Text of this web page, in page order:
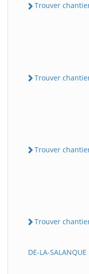
Trouver
Trouver
Trouver
Trouver
DE-LA-SALANQUE